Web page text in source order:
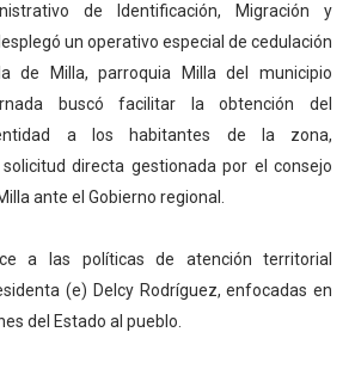
de Identificación, Migración y
un operativo especial de cedulación
de Milla, parroquia Milla del municipio
buscó facilitar la obtención del
a los habitantes de la zona,
directa gestionada por el consejo
ante el Gobierno regional.
a las políticas de atención territorial
(e) Delcy Rodríguez, enfocadas en
del Estado al pueblo.